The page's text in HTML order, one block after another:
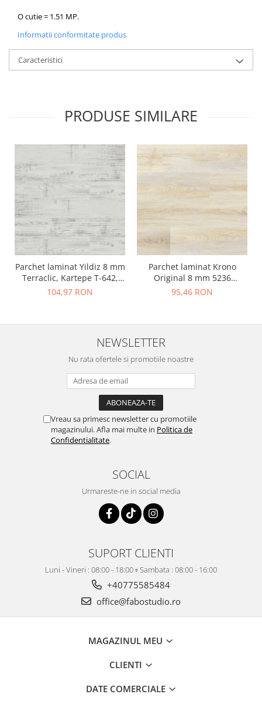
O cutie = 1.51 MP.
Informatii conformitate produs
Caracteristici
PRODUSE SIMILARE
Parchet laminat Yildiz 8 mm
Terraclic, Kartepe T-642,
clasa 31 AC3
104,97 RON
Parchet laminat Krono
Original 8 mm 5236
Novella, Savana Oak, clasa
95,46 RON
NEWSLETTER
Nu rata ofertele si promotiile noastre
Vreau sa primesc newsletter cu promotiile
magazinului. Afla mai multe in Politica de
Confidentialitate.
SOCIAL
Urmareste-ne in social media
SUPORT CLIENTI
Luni - Vineri : 08:00 - 18:00 ▫️ Sambata : 08:00 - 16:00
+40775585484
office@fabostudio.ro
MAGAZINUL MEU
CLIENTI
DATE COMERCIALE